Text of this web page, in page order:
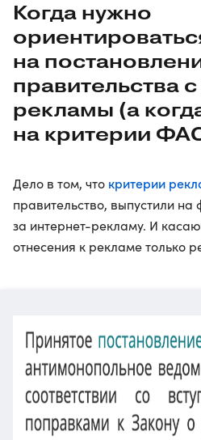
Когда нужно
на
правительства
рекламы (а
на критерии
Дело в том, что критерии
правительство, выпустили
за интернет-рекламу. И
отнесения к рекламе только